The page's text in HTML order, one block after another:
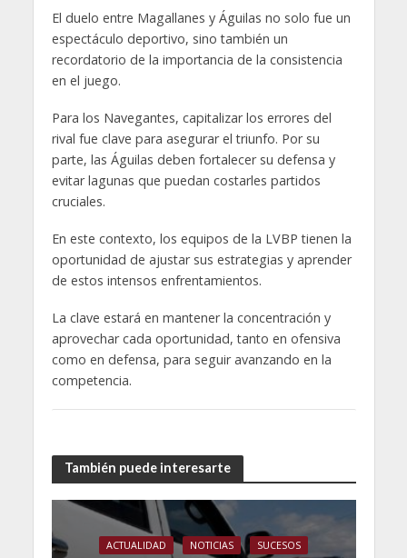
El duelo entre Magallanes y Águilas no solo fue un
espectáculo deportivo, sino también un
recordatorio de la importancia de la consistencia
en el juego.
Para los Navegantes, capitalizar los errores del
rival fue clave para asegurar el triunfo. Por su
parte, las Águilas deben fortalecer su defensa y
evitar lagunas que puedan costarles partidos
cruciales.
En este contexto, los equipos de la LVBP tienen la
oportunidad de ajustar sus estrategias y aprender
de estos intensos enfrentamientos.
La clave estará en mantener la concentración y
aprovechar cada oportunidad, tanto en ofensiva
como en defensa, para seguir avanzando en la
competencia.
También puede interesarte
ACTUALIDAD NOTICIAS SUCESOS